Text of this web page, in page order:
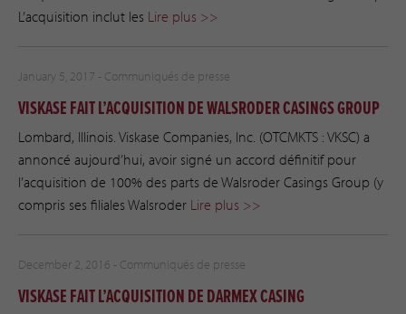
L’acquisition inclut les Lire plus >>
January 5, 2017 - Communiqués de presse
VISKASE FAIT L’ACQUISITION DE WALSRODER CASINGS GROUP
Lombard, Illinois. Viskase Companies, Inc. (OTCMKTS : VKSC) a
annoncé aujourd’hui, avoir signé un accord définitif pour
l’acquisition de 100% des parts de Walsroder Casings Group (y
compris ses filiales Walsroder Lire plus >>
December 2, 2016 - Communiqués de presse
VISKASE FAIT L’ACQUISITION DE DARMEX CASING